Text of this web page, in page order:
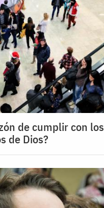
de cumplir con los
de Dios?